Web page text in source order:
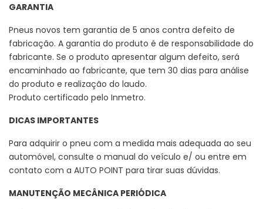
GARANTIA
Pneus novos tem garantia de 5 anos contra defeito de
fabricação. A garantia do produto é de responsabilidade do
fabricante. Se o produto apresentar algum defeito, será
encaminhado ao fabricante, que tem 30 dias para análise
do produto e realização do laudo.
Produto certificado pelo Inmetro.
DICAS IMPORTANTES
Para adquirir o pneu com a medida mais adequada ao seu
automóvel, consulte o manual do veículo e/ ou entre em
contato com a AUTO POINT para tirar suas dúvidas.
MANUTENÇÃO MECÂNICA PERIÓDICA